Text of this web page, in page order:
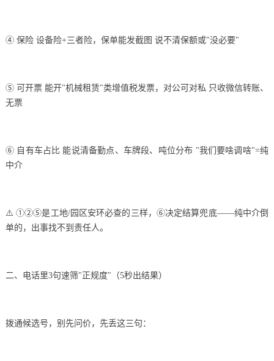
④ 保险 设备险+三者险，保单能发截图 说不清保额或"没必要"
⑤ 可开票 能开"机械租赁"类增值税发票，对公可对私 只收微信转账、
无票
⑥ 自有车占比 能说清备勤点、车牌段、吨位分布 "我们要啥调啥"=纯
中介
⚠️ ①②⑤是工地/园区安环必查的三样，⑥决定结算兜底——纯中介倒
单的，出事找不到责任人。
二、电话里3句速筛"正规度"（5秒出结果）
拨通候选号，别先问价，先丢这三句：